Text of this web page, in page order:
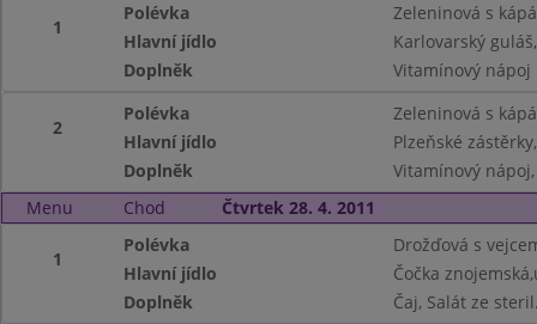
1
Polévka
Zeleninová s
Hlavní jídlo
Karlovarský
Doplněk
Vitamínový nápoj
2
Polévka
Zeleninová s
Hlavní jídlo
Plzeňské
Doplněk
Vitamínový
Menu
Chod Čtvrtek 28. 4. 2011
1
Polévka
Drožďová s
Hlavní jídlo
Čočka
Doplněk
Čaj, Salát ze